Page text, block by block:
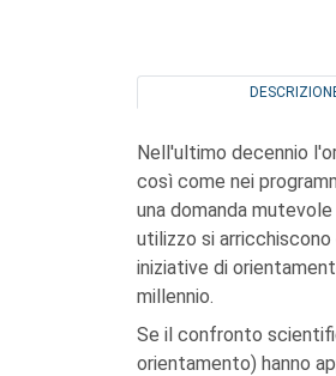
Nell'ultimo decennio
così come nei
una domanda
utilizzo si
iniziative di
millennio.
Se il confronto
orientamento) hanno